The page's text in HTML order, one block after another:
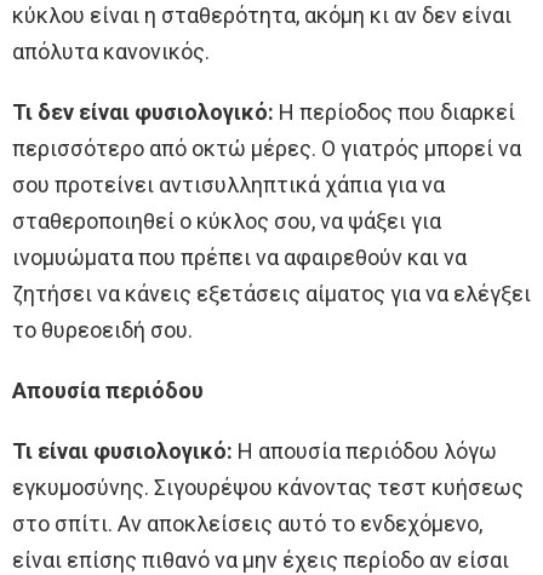
κύκλου είναι η σταθερότητα, ακόμη κι αν δεν είναι
απόλυτα κανονικός.
Τι δεν είναι φυσιολογικό: Η περίοδος που διαρκεί
περισσότερο από οκτώ μέρες. O γιατρός μπορεί να
σου προτείνει αντισυλληπτικά χάπια για να
σταθεροποιηθεί ο κύκλος σου, να ψάξει για
ινομυώματα που πρέπει να αφαιρεθούν και να
ζητήσει να κάνεις εξετάσεις αίματος για να ελέγξει
το θυρεοειδή σου.
Απουσία περιόδου
Τι είναι φυσιολογικό: Η απουσία περιόδου λόγω
εγκυμοσύνης. Σιγουρέψου κάνοντας τεστ κυήσεως
στο σπίτι. Αν αποκλείσεις αυτό το ενδεχόμενο,
είναι επίσης πιθανό να μην έχεις περίοδο αν είσαι